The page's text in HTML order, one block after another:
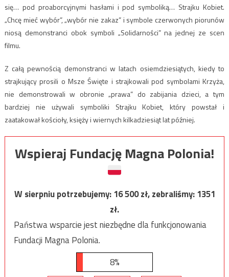
się… pod proaborcyjnymi hasłami i pod symboliką… Strajku Kobiet.
„Chcę mieć wybór”, „wybór nie zakaz” i symbole czerwonych piorunów
niosą demonstranci obok symboli „Solidarności” na jednej ze scen
filmu.
Z całą pewnością demonstranci w latach osiemdziesiątych, kiedy to
strajkujący prosili o Msze Święte i strajkowali pod symbolami Krzyża,
nie demonstrowali w obronie „prawa” do zabijania dzieci, a tym
bardziej nie używali symboliki Strajku Kobiet, który powstał i
zaatakował kościoły, księży i wiernych kilkadziesiąt lat później.
Wspieraj Fundację Magna Polonia!
W sierpniu potrzebujemy:16 500zł, zebraliśmy:1351
zł.
Państwa wsparcie jest niezbędne dla funkcjonowania
Fundacji Magna Polonia.
8%